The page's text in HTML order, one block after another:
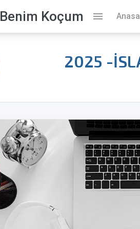
Benim Koçum menu
2025 -